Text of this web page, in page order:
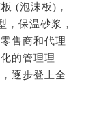
(泡沫板)，
，保温砂浆，
售商和代理
的管理理
逐步登上全